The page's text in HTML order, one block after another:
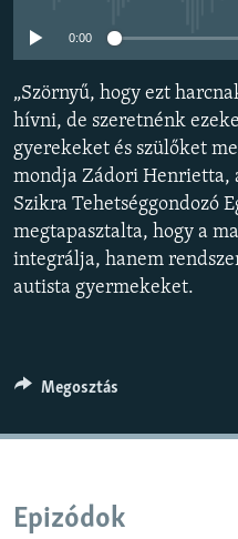
VILÁG
KLÍMAVÁLTOZÁS
A MÚLT TANULSÁGAI
KÖVESSEN MINKET!
Valamennyi RFE/RL
0:00
„Szörnyű, hogy ezt
hívni, de szeretnénk
gyerekeket és szülőket
mondja Zádori Henrietta,
Szikra Tehetséggondozó
megtapasztalta, hogy a
integrálja, hanem
autista gyermekeket.
Megosztás
Epizódok